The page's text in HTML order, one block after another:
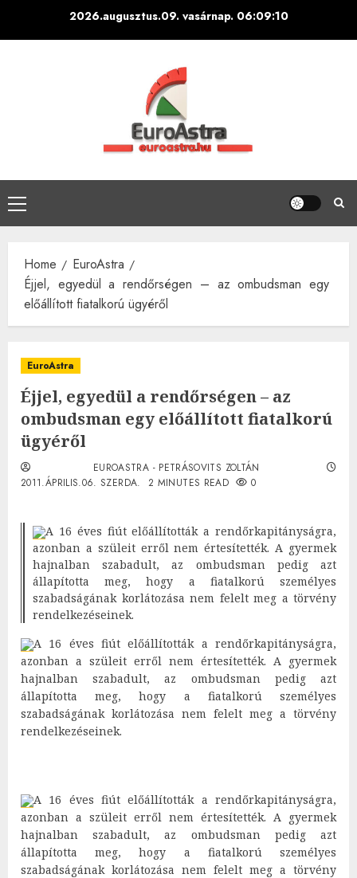
2026.augusztus.09. vasárnap. 06:09:10
Primary
Menu
Home
EuroAstra
Éjjel, egyedül a rendőrségen – az ombudsman egy
előállított fiatalkorú ügyéről
EuroAstra
Éjjel, egyedül a rendőrségen – az
ombudsman egy előállított fiatalkorú
ügyéről
EUROASTRA - PETRÁSOVITS ZOLTÁN
2011.ÁPRILIS.06. SZERDA.
2 MINUTES READ 0
A 16 éves fiút előállították a rendőrkapitányságra,
azonban a szüleit erről nem értesítették. A gyermek
hajnalban szabadult, az ombudsman pedig azt
állapította meg, hogy a fiatalkorú személyes
szabadságának korlátozása nem felelt meg a törvény
rendelkezéseinek.
A 16 éves fiút előállították a rendőrkapitányságra,
azonban a szüleit erről nem értesítették. A gyermek
hajnalban szabadult, az ombudsman pedig azt
állapította meg, hogy a fiatalkorú személyes
szabadságának korlátozása nem felelt meg a törvény
rendelkezéseinek.
A 16 éves fiút előállították a rendőrkapitányságra,
azonban a szüleit erről nem értesítették. A gyermek
hajnalban szabadult, az ombudsman pedig azt
állapította meg, hogy a fiatalkorú személyes
szabadságának korlátozása nem felelt meg a törvény